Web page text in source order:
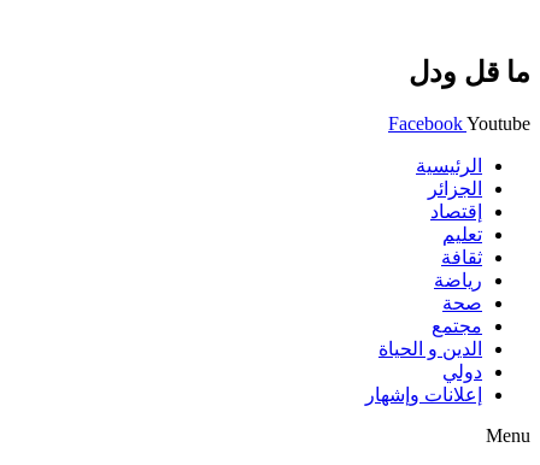
ما قل ودل
FacebookYoutube
الرئيسية
الجزائر
إقتصاد
تعليم
ثقافة
رياضة
صحة
مجتمع
الدين و الحياة
دولي
إعلانات وإشهار
Menu